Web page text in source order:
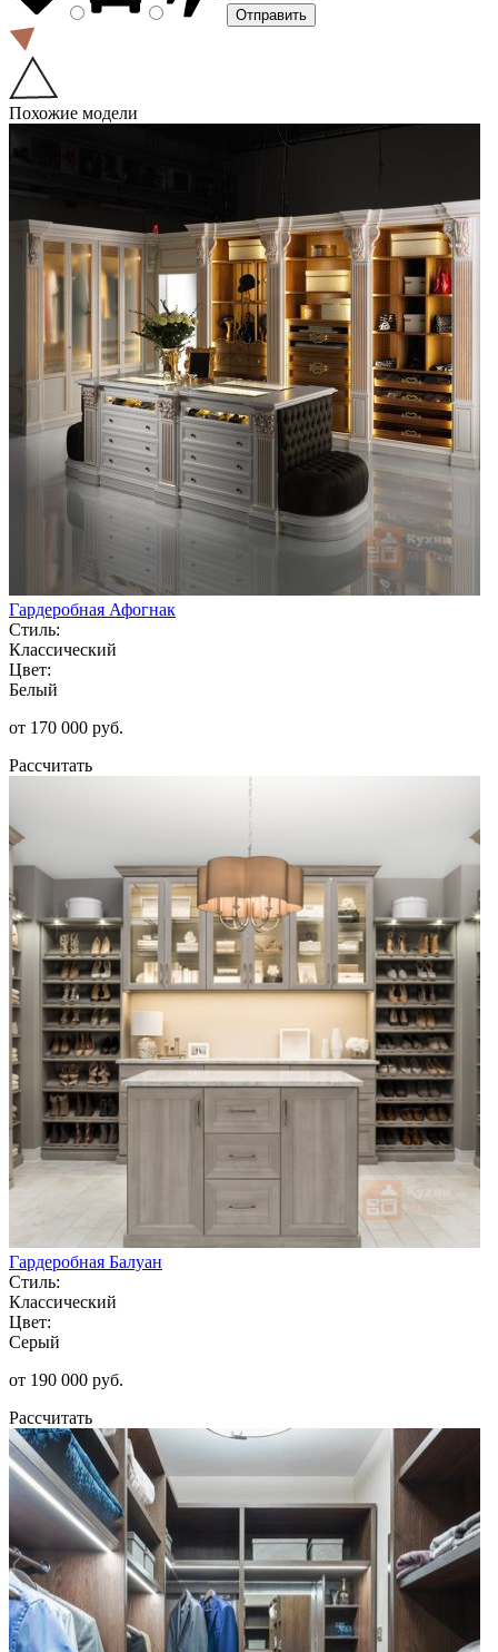
Похожие модели
Гардеробная Афогнак
Стиль:
Классический
Цвет:
Белый
от 170 000 руб.
Рассчитать
Гардеробная Балуан
Стиль:
Классический
Цвет:
Серый
от 190 000 руб.
Рассчитать